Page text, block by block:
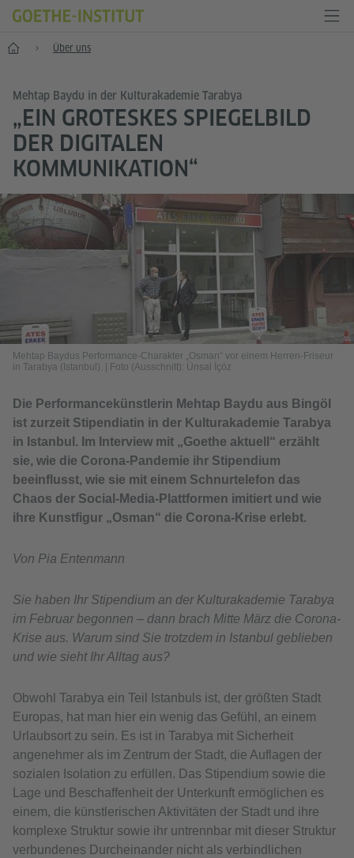
Start Über uns
Mehtap Baydu in der Kulturakademie Tarabya
„EIN GROTESKES SPIEGELBILD
DER DIGITALEN
KOMMUNIKATION“
Mehtap Baydus Performance-Charakter „Osman“ vor einem Herren-Friseur
in Tarabya (Istanbul).
Foto (Ausschnitt): Ünsal İçöz
Die Performancekünstlerin Mehtap Baydu aus Bingöl
ist zurzeit Stipendiatin in der Kulturakademie Tarabya
in Istanbul. Im Interview mit „Goethe aktuell“ erzählt
sie, wie die Corona-Pandemie ihr Stipendium
beeinflusst, wie sie mit einem Schnurtelefon das
Chaos der Social-Media-Plattformen imitiert und wie
ihre Kunstfigur „Osman“ die Corona-Krise erlebt.
Von Pia Entenmann
Sie haben Ihr Stipendium an der Kulturakademie Tarabya
im Februar begonnen – dann brach Mitte März die Corona-
Krise aus. Warum sind Sie trotzdem in Istanbul geblieben
und wie sieht Ihr Alltag aus?
Obwohl Tarabya ein Teil Istanbuls ist, der größten Stadt
Europas, hat man hier ein wenig das Gefühl, an einem
Urlaubsort zu sein. Es ist in Tarabya mit Sicherheit
angenehmer als im Zentrum der Stadt, die Auflagen der
sozialen Isolation zu erfüllen. Das Stipendium sowie die
Lage und Beschaffenheit der Unterkunft ermöglichen es
einem, die künstlerischen Aktivitäten der Stadt und ihre
komplexe Struktur sowie ihr untrennbar mit dieser Struktur
verbundenes Durcheinander nicht als verbindlichen